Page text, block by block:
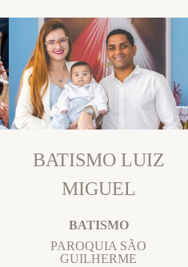
BATISMO LUIZ
MIGUEL
BATISMO
PAROQUIA SÃO
GUILHERME